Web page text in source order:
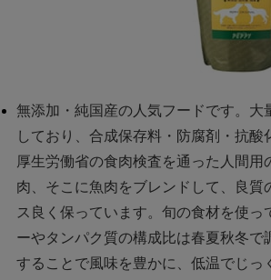
無添加・純国産の人気フードです。大
しており、合成保存料・防腐剤・抗酸
厚生労働省の食肉検査を通った人間用
肉、そこに魚肉をブレンドして、良質
ス良く保っています。旬の食材を使っ
ーやタンパク質の構成比は春夏秋冬で
することで風味を豊かに、低温でじっ